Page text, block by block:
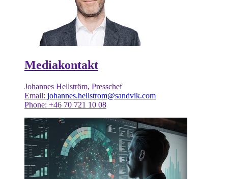
Mediakontakt
Johannes Hellström, Presschef
Email: johannes.hellstrom@sandvik.com
Phone: +46 70 721 10 08